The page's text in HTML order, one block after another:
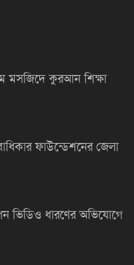
মসজিদে কুরআন শিক্ষা
ফাউন্ডেশনের জেলা
ভিডিও ধারণের অভিযোগে